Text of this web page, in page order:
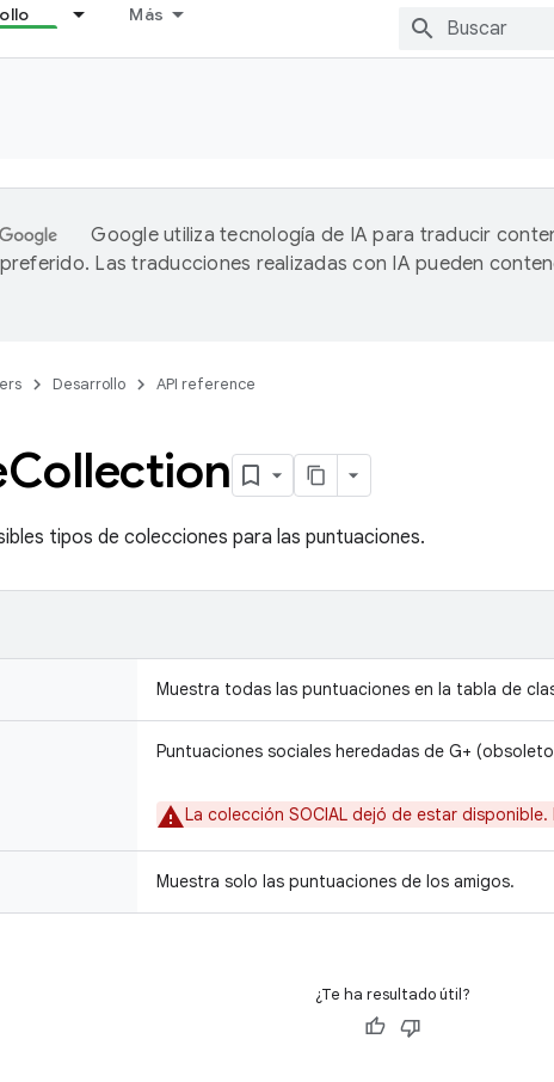
Más
Google utiliza tecnología de IA para traducir
Las traducciones realizadas con IA pueden
Desarrollo API reference
Collection
tipos de colecciones para las puntuaciones.
Muestra todas las puntuaciones en la tabla de
Puntuaciones sociales heredadas de G+
La colección SOCIAL dejó de estar disponible.
Muestra solo las puntuaciones de los amigos.
¿Te ha resultado útil?